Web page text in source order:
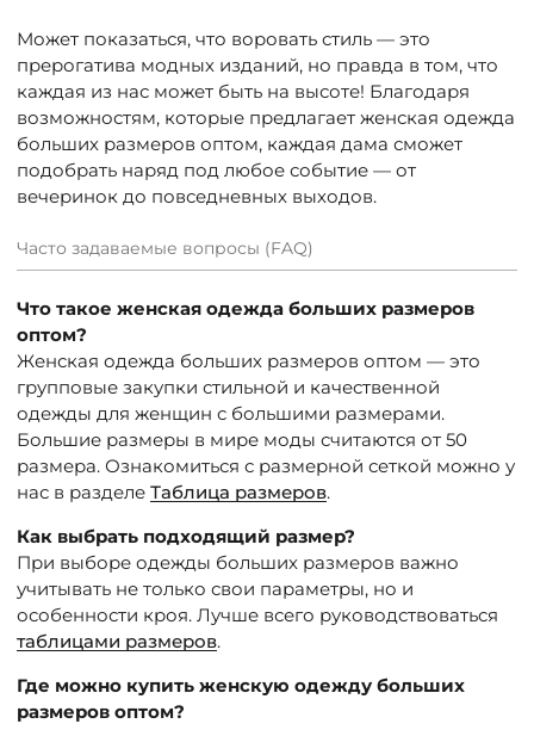
Может показаться, что воровать стиль — это
прерогатива модных изданий, но правда в том, что
каждая из нас может быть на высоте! Благодаря
возможностям, которые предлагает женская одежда
больших размеров оптом, каждая дама сможет
подобрать наряд под любое событие — от
вечеринок до повседневных выходов.
Часто задаваемые вопросы (FAQ)
Что такое женская одежда больших размеров
оптом?
Женская одежда больших размеров оптом — это
групповые закупки стильной и качественной
одежды для женщин с большими размерами.
Большие размеры в мире моды считаются от 50
размера. Ознакомиться с размерной сеткой можно у
нас в разделе Таблица размеров.
Как выбрать подходящий размер?
При выборе одежды больших размеров важно
учитывать не только свои параметры, но и
особенности кроя. Лучше всего руководствоваться
таблицами размеров.
Где можно купить женскую одежду больших
размеров оптом?